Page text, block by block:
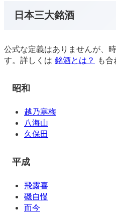
日本三大銘酒
公式な定義はありませんが、
す。詳しくは 銘酒とは？ も合
昭和
越乃寒梅
八海山
久保田
平成
飛露喜
磯自慢
而今